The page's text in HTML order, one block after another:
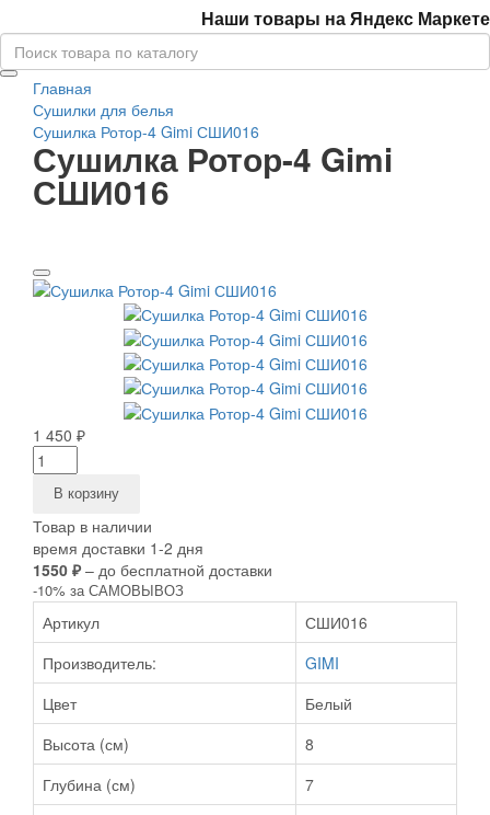
Наши товары на Яндекс Маркете
Главная
Сушилки для белья
Сушилка Ротор-4 Gimi СШИ016
Сушилка Ротор-4 Gimi
СШИ016
1 450 ₽
В корзину
Товар в наличии
время доставки 1-2 дня
1550 ₽ – до бесплатной доставки
-10% за САМОВЫВОЗ
Артикул
СШИ016
Производитель:
GIMI
Цвет
Белый
Высота (см)
8
Глубина (см)
7